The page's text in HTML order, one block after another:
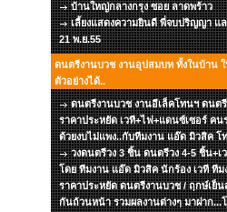
บ้านใหญ่กลางกรุง ซอย ลาดพร้าว
เลี้ยงแสดงความยินดี พี่จบปริญญา แ
21 พ.ย.55
ดนตรีงานบวช งานอุปสมบท ทั้งในบ้าน ใ
ตัวอย่างได้..
ดนตรีงานบวช งานอีเล็คโทนฯ ดนต
ราคาประหยัด เวที+ไฟ+แดนซ์เซอร์ คน
ด้วยงบไม่แพง..กับทีมงาน แอ๊ด มิวสิค โท
วงดนตรีวง 3 ชิ้น ดนตรีวง 4-5 ชิ้น+เ
โดย ทีมงาน แอ๊ด มิวสิค นักร้อง เวที ที
ราคาประหยัด ดนตรีงานบวช / ฤกษ์เ
กันถ้วนหน้า รวมผลงานต่างๆ มาฝาก...